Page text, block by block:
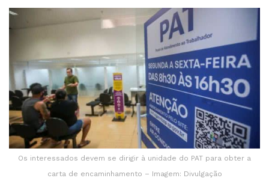
Os interessados devem se dirigir à unidade do PAT para obter a
carta de encaminhamento – Imagem: Divulgação